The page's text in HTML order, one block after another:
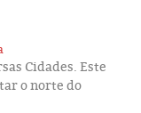
Cidades. Este
o norte do